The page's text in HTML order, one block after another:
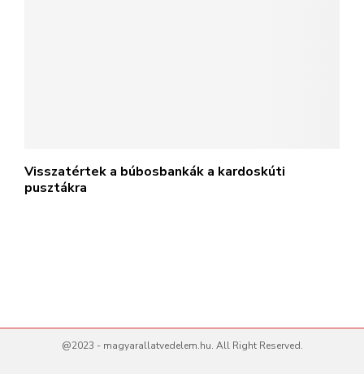
Visszatértek a búbosbankák a kardoskúti
pusztákra
@2023 - magyarallatvedelem.hu. All Right Reserved.